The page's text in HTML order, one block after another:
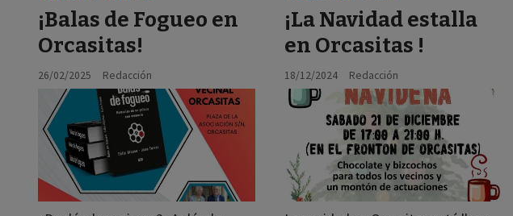
¡Balas de Fogueo en
Orcasitas!
Redacción
26/02/2025
¡La Navidad estalla
en Orcasitas !
Redacción
18/12/2024